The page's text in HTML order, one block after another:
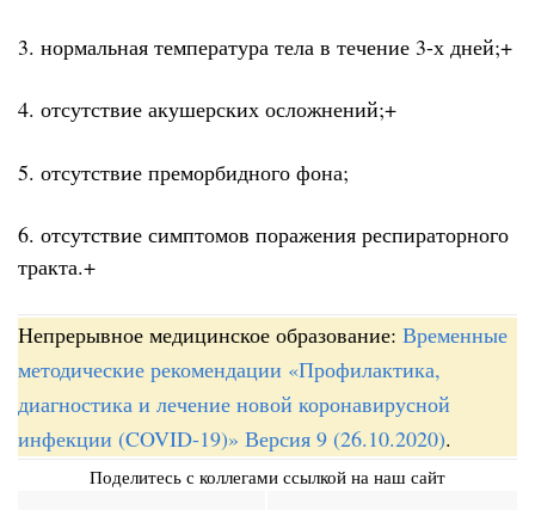
3. нормальная температура тела в течение 3-х дней;+
4. отсутствие акушерских осложнений;+
5. отсутствие преморбидного фона;
6. отсутствие симптомов поражения респираторного
тракта.+
Непрерывное медицинское образование: Временные
методические рекомендации «Профилактика,
диагностика и лечение новой коронавирусной
инфекции (COVID-19)» Версия 9 (26.10.2020).
Поделитесь с коллегами ссылкой на наш сайт